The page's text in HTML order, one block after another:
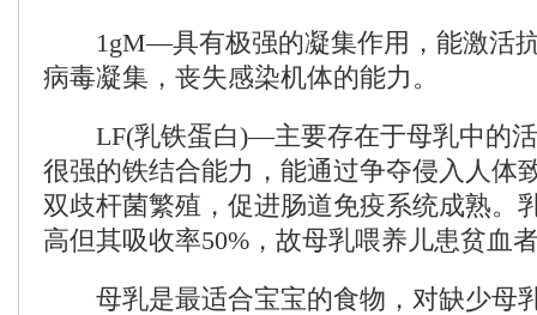
1gM—具有极强的凝集作用，能激活抗
病毒凝集，丧失感染机体的能力。
LF(乳铁蛋白)—主要存在于母乳中的活
很强的铁结合能力，能通过争夺侵入人体
双歧杆菌繁殖，促进肠道免疫系统成熟。
高但其吸收率50%，故母乳喂养儿患贫血
母乳是最适合宝宝的食物，对缺少母